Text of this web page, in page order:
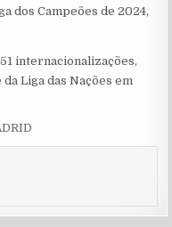
dos Campeões de 2024,
internacionalizações,
Liga das Nações em